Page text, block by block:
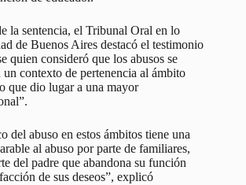
la sentencia, el Tribunal Oral en lo
de Buenos Aires destacó el testimonio
quien consideró que los abusos se
contexto de pertenencia al ámbito
que dio lugar a una mayor
del abuso en estos ámbitos tiene una
al abuso por parte de familiares,
del padre que abandona su función
de sus deseos”, explicó